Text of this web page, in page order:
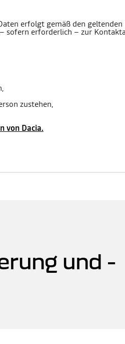
erfolgt gemäß den
sofern erforderlich – zur
zustehen,
von Dacia.
und -